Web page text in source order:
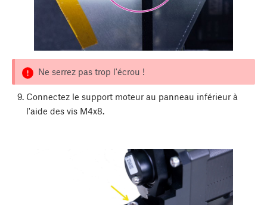
Ne serrez pas trop l'écrou !
Connectez le support moteur au panneau inférieur à
l'aide des vis M4x8.